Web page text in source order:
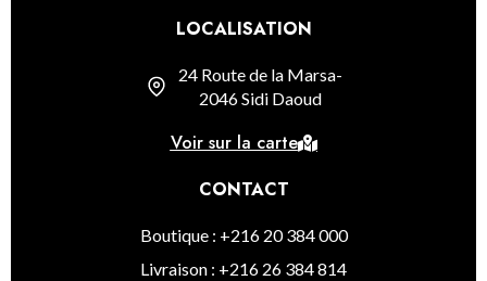
LOCALISATION
24 Route de la Marsa-
2046 Sidi Daoud
Voir sur la carte
CONTACT
Boutique : +216 20 384 000
Livraison : +216 26 384 814